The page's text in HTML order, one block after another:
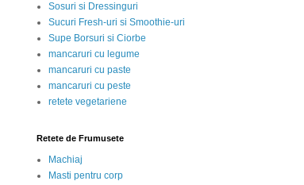
Sosuri si Dressinguri
Sucuri Fresh-uri si Smoothie-uri
Supe Borsuri si Ciorbe
mancaruri cu legume
mancaruri cu paste
mancaruri cu peste
retete vegetariene
Retete de Frumusete
Machiaj
Masti pentru corp